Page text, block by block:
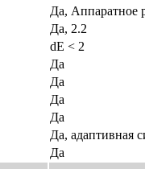
Да, Аппаратное
Да, 2.2
dE < 2
Да
Да
Да
Да
Да, адаптивная
Да